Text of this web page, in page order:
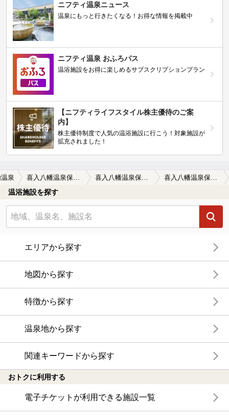
ニフティ温泉ニュース
温泉にもっと行きたくなる！お得な情報を掲載中
ニフティ温泉 おふろパス
温浴施設をお得に楽しめるサブスクリプションプラン
【ニフティライフスタイル株主優待のご案
内】
株主優待制度で人気の温浴施設に行こう！対象施設が
拡充されました！
泉
温浴施設を探す
エリアから探す
地図から探す
特徴から探す
温泉地から探す
関連キーワードから探す
おトクに利用する
電子チケットが利用できる施設一覧